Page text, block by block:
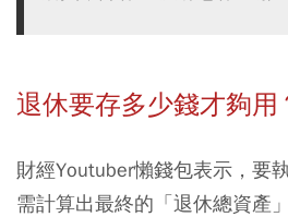
退休要存多少錢才夠用
財經Youtuber懶錢包表示，要
需計算出最終的「退休總資產